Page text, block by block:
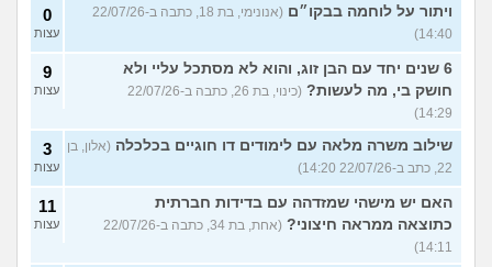
ויתור על לוחמה בבקו״ם
(אנונימי, בת 18, כתבה ב-22/07/26
14:40)
0
עצות
6 שנים יחד עם הבן זוג, והוא לא מסתכל עליי ולא
חושק בי, מה לעשות?
(כינוי, בת 26, כתבה ב-22/07/26
14:29)
9
עצות
שילוב משרה מלאה עם לימודים דו חוגיים בכלכלה (אלון, בן
22, כתב ב-22/07/26 14:20)
3
עצות
האם יש מישהי שמזדהה עם בדידות חברתית
כתוצאה ממראה חיצוני?
(אחת, בת 34, כתבה ב-22/07/26
14:11)
11
עצות